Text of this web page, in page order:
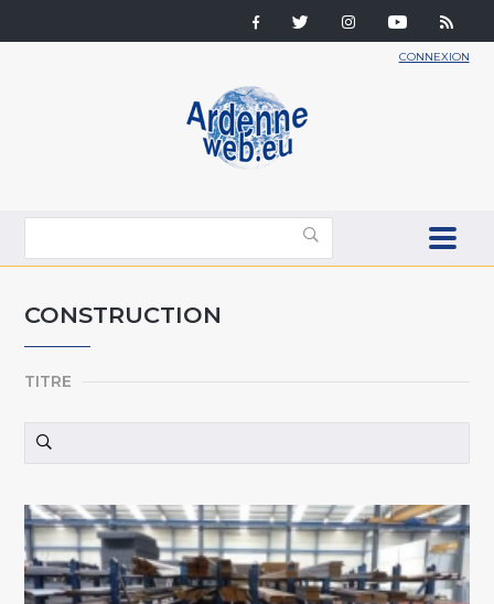
CONNEXION
CONSTRUCTION
TITRE